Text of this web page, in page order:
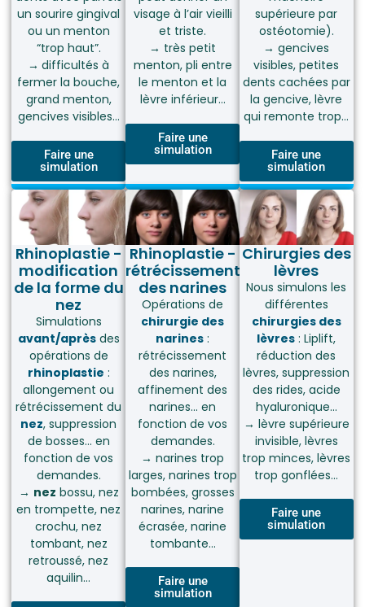
un sourire gingival
ou un menton
“trop haut”.
→difficultés à
fermer la bouche,
grand menton,
gencives visibles…
Faire une
simulation
visage à l’air vieilli
et triste.
→ très petit
menton, pli entre
le menton et la
lèvre inférieur…
Faire une
simulation
supérieure par
ostéotomie).
→ gencives
visibles, petites
dents cachées par
la gencive, lèvre
qui remonte trop…
Faire une
simulation
Rhinoplastie -
modification
de la forme du
nez
Simulations
avant/aprèsdes
opérations de
rhinoplastie :
allongement ou
rétrécissement du
nez, suppression
de bosses… en
fonction de vos
demandes.
→ nez bossu, nez
en trompette, nez
crochu, nez
tombant, nez
retroussé, nez
aquilin…
Rhinoplastie -
rétrécissement
des narines
Opérations de
chirurgie des
narines :
rétrécissement
des narines,
affinement des
narines… en
fonction de vos
demandes.
→ narines trop
larges, narines trop
bombées, grosses
narines, narine
écrasée, narine
tombante…
Faire une
simulation
Chirurgies des
lèvres
Nous simulons les
différentes
chirurgies des
lèvres : Liplift,
réduction des
lèvres, suppression
des rides, acide
hyaluronique…
→ lèvre supérieure
invisible, lèvres
trop minces, lèvres
trop gonflées…
Faire une
simulation